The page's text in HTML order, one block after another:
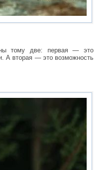
тому две: первая — это
А вторая — это возможность